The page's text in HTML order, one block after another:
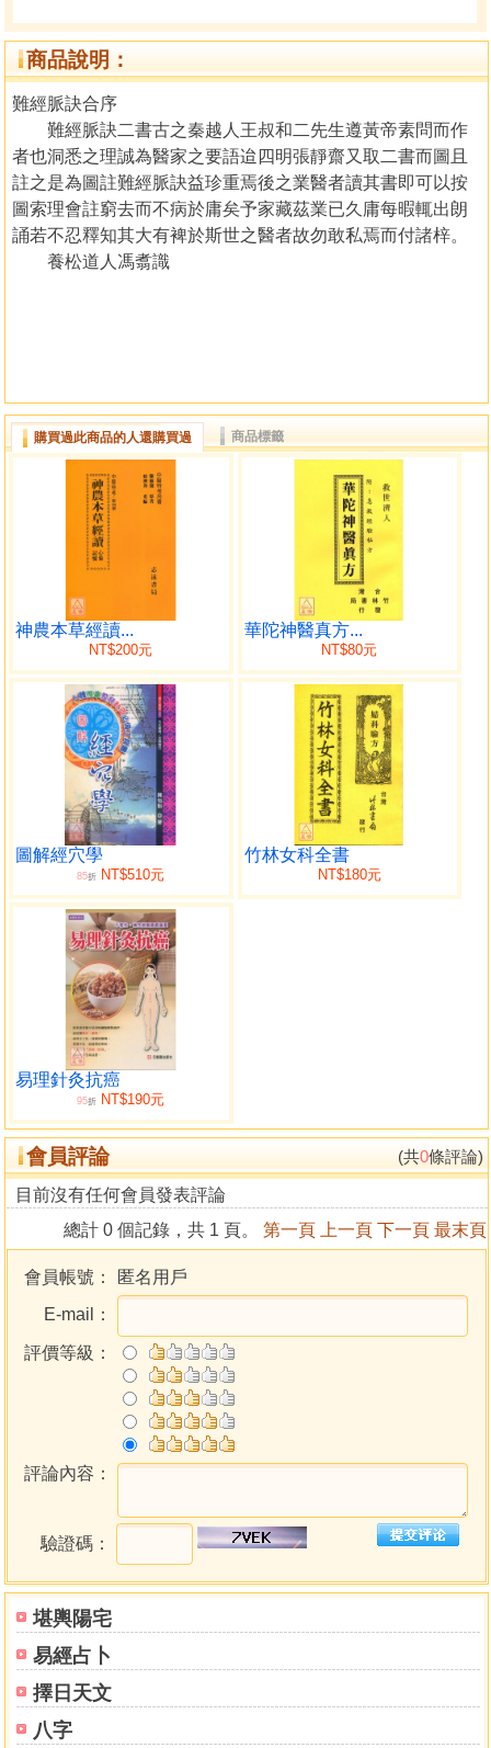
堪輿陽宅
易經占卜
擇日天文
八字
商品說明：
難經脈訣合序
難經脈訣二書古之秦越人王叔和二先生遵黃帝素問而作
者也洞悉之理誠為醫家之要語迨四明張靜齋又取二書而圖且
註之是為圖註難經脈訣益珍重焉後之業醫者讀其書即可以按
圖索理會註窮去而不病於庸矣予家藏茲業已久庸每暇輒出朗
誦若不忍釋知其大有裨於斯世之醫者故勿敢私焉而付諸梓。
養松道人馮翥識
購買過此商品的人還購買過 商品標籤
神農本草經讀...
NT$200元
華陀神醫真方...
NT$80元
圖解經穴學
85折 NT$510元
竹林女科全書
NT$180元
易理針灸抗癌
95折 NT$190元
會員評論 (共0條評論)
目前沒有任何會員發表評論
總計 0 個記錄，共 1 頁。 第一頁 上一頁 下一頁 最末頁
會員帳號：
匿名用戶
E-mail：
評價等級：
評論內容：
驗證碼：